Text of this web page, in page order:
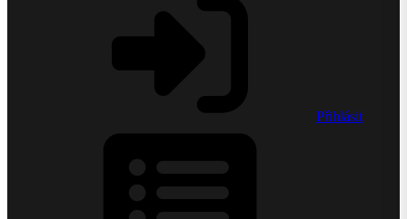
Přihlásit